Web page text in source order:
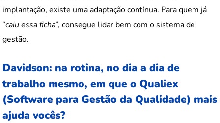
implantação, existe uma adaptação contínua. Para quem já
“caiu essa ficha”, consegue lidar bem com o sistema de
gestão.
Davidson: na rotina, no dia a dia de
trabalho mesmo, em que o Qualiex
(Software para Gestão da Qualidade) mais
ajuda vocês?